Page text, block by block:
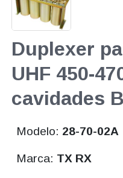
Duplexer
UHF 450-
cavidades
Modelo: 28-70-02A
Marca: TX RX